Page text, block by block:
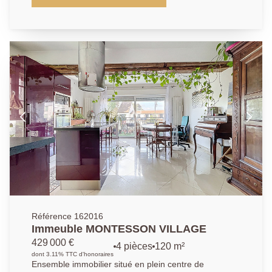
53.58m². Profitez d'un emplacement privilégié, à
parfaitement entretenue et appréciée pour son calme
et sa qualité de vie. Il se compose d'un grand séjour
lumineux avec une cuisine américaine aménagée (le
tout faisant 31.9m²), ouvrant sur un balcon terrasse
de 9m². La partie nuit se compose d'une chambre de
9.5m² donnant sur les jardins de la résidence, d'une
salle de bains et d'un wc indépendant. Une place de
parking en sous-sol et une cave complètent ce bien.
Possibilité d'acquerir un box équipé d'une borne
électrique au sous-sol de la résidence. Une
opportunité à saisir dans l'un des quartiers les plus
prisé de Chatou.
Référence 162016
Immeuble MONTESSON VILLAGE
429 000 €
dont 3.11% TTC d'honoraires
4 pièces 120 m²
Ensemble immobilier situé en plein centre de